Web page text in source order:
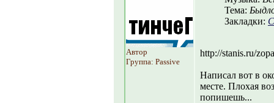
Автор
Группа: Passive
Тема:
Закладки:
http://stanis.ru/
Написал вот в
месте. Плохая
попишешь...